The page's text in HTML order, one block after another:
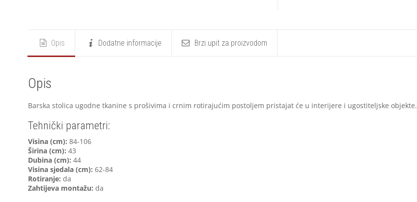
Opis Dodatne informacije Brzi upit za proizvodom
Opis
Barska stolica ugodne tkanine s prošivima i crnim rotirajućim postoljem pristajat će u interijere i ugostiteljske objekte.
Tehnički parametri:
Visina (cm): 84-106
Širina (cm): 43
Dubina (cm): 44
Visina sjedala (cm): 62-84
Rotiranje: da
Zahtijeva montažu: da